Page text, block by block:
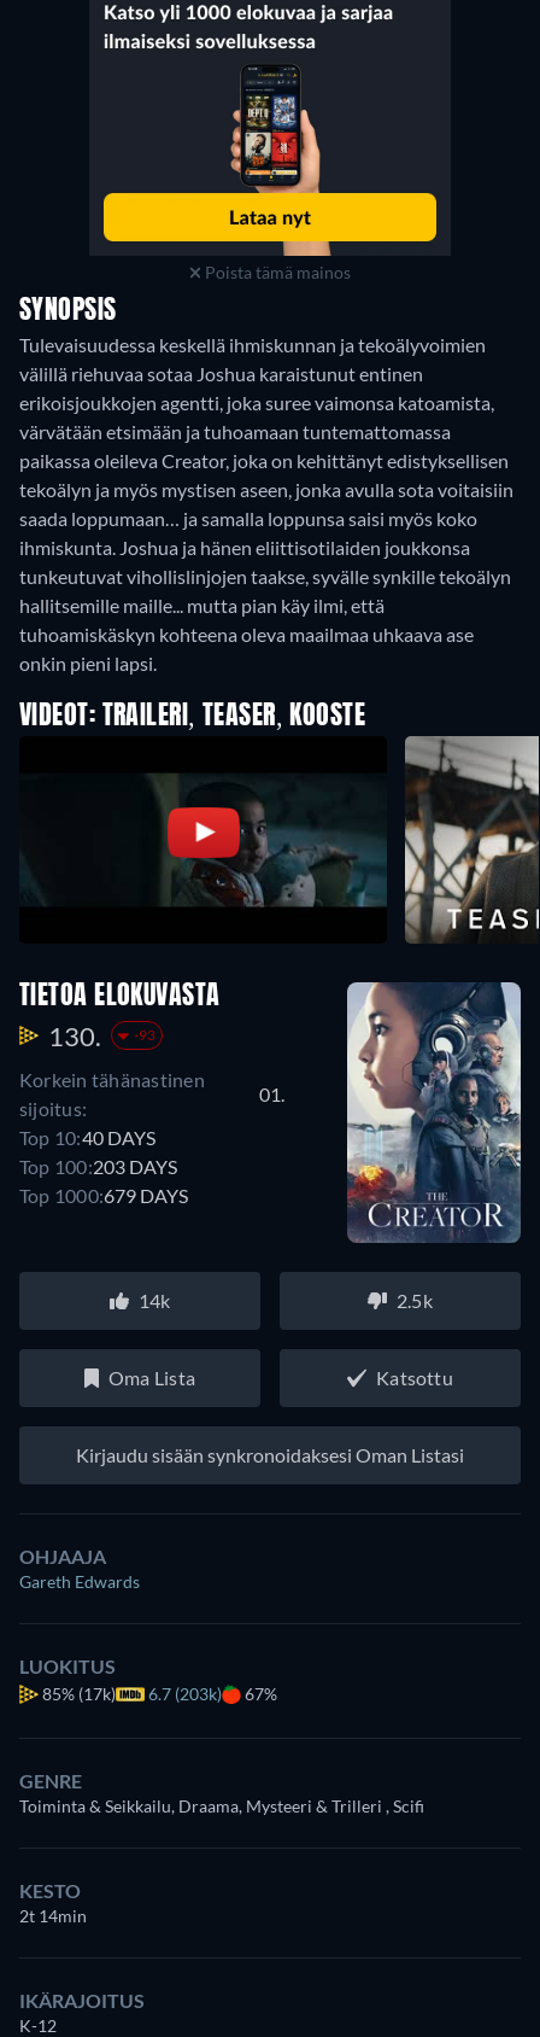
Poista tämä mainos
SYNOPSIS
Tulevaisuudessa keskellä ihmiskunnan ja tekoälyvoimien
välillä riehuvaa sotaa Joshua karaistunut entinen
erikoisjoukkojen agentti, joka suree vaimonsa katoamista,
värvätään etsimään ja tuhoamaan tuntemattomassa
paikassa oleileva Creator, joka on kehittänyt edistyksellisen
tekoälyn ja myös mystisen aseen, jonka avulla sota voitaisiin
saada loppumaan… ja samalla loppunsa saisi myös koko
ihmiskunta. Joshua ja hänen eliittisotilaiden joukkonsa
tunkeutuvat vihollislinjojen taakse, syvälle synkille tekoälyn
hallitsemille maille... mutta pian käy ilmi, että
tuhoamiskäskyn kohteena oleva maailmaa uhkaava ase
onkin pieni lapsi.
VIDEOT: TRAILERI, TEASER, KOOSTE
TIETOA ELOKUVASTA
130. -93
Korkein tähänastinen
sijoitus:
01.
Top 10:40 DAYS
Top 100:203 DAYS
Top 1000:679 DAYS
14k 2.5k
Oma Lista Katsottu
Kirjaudu sisään synkronoidaksesi Oman Listasi
OHJAAJA
Gareth Edwards
LUOKITUS
85% (17k) 6.7 (203k) 67%
GENRE
Toiminta & Seikkailu, Draama, Mysteeri & Trilleri , Scifi
KESTO
2t 14min
IKÄRAJOITUS
K-12